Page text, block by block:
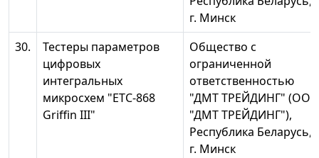
г. Минск
30.
Тестеры параметров
цифровых
интегральных
микросхем "ЕТС-868
Griffin III"
Общество с
ограниченной
ответственностью
"ДМТ ТРЕЙДИНГ" (ООО
"ДМТ ТРЕЙДИНГ"),
Республика Беларусь,
г. Минск